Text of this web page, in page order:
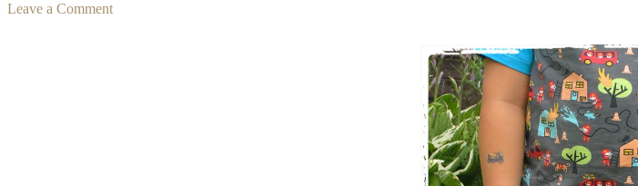
Leave a Comment